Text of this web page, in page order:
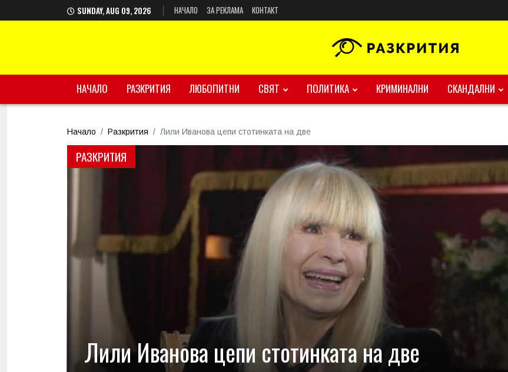
SUNDAY, AUG 09, 2026 НАЧАЛО ЗА РЕКЛАМА КОНТАКТ
НАЧАЛО РАЗКРИТИЯ ЛЮБОПИТНИ СВЯТ ПОЛИТИКА КРИМИНАЛНИ СКАНДАЛНИ
Начало Разкрития Лили Иванова цепи стотинката на две
РАЗКРИТИЯ
Лили Иванова цепи стотинката на две